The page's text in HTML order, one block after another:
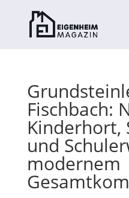
Fischbach:
Kinderhort,
und
modernem